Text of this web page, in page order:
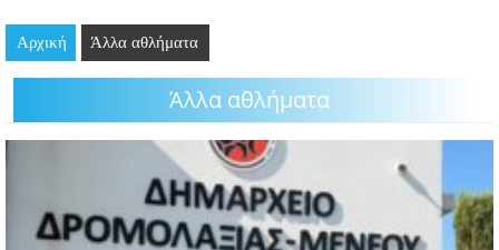
GOING OUT
ΘΕΣΕΙΣ ΕΡΓΑΣΙΑΣ
Αρχική Άλλα αθλήματα
Άλλα αθλήματα